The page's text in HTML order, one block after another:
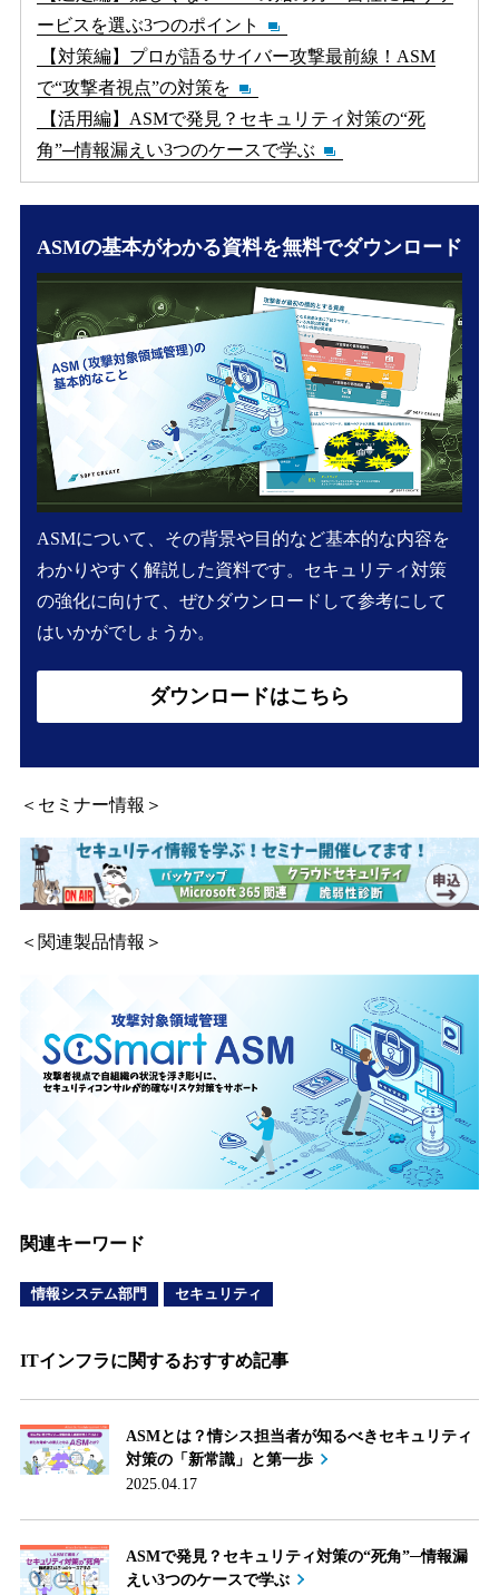
ービスを選ぶ3つのポイント
【対策編】プロが語るサイバー攻撃最前線！ASM
で“攻撃者視点”の対策を
【活用編】ASMで発見？セキュリティ対策の“死
角”─情報漏えい3つのケースで学ぶ
ASMの基本がわかる資料を無料でダウンロード
ASMについて、その背景や目的など基本的な内容を
わかりやすく解説した資料です。セキュリティ対策
の強化に向けて、ぜひダウンロードして参考にして
はいかがでしょうか。
ダウンロードはこちら
＜セミナー情報＞
＜関連製品情報＞
関連キーワード
情報システム部門 セキュリティ
ITインフラに関するおすすめ記事
ASMとは？情シス担当者が知るべきセキュリティ
対策の「新常識」と第一歩
2025.04.17
ASMで発見？セキュリティ対策の“死角”─情報漏
えい3つのケースで学ぶ